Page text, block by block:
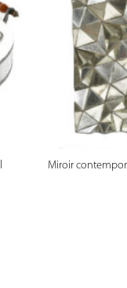
Miroir